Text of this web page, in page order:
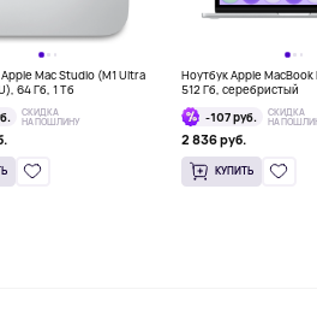
Mac Studio (M1 Ultra
64 Гб, 1 Тб
СКИДКА
НА ПОШЛИНУ
Ноутбук Apple MacBook
512 Гб, серебристый
-107 руб.
СКИДКА
НА
2 836 руб.
КУПИТЬ